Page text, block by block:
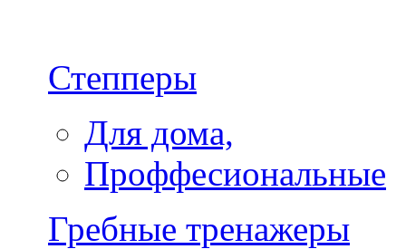
Степперы
Для дома,
Проффесиональные
Гребные тренажеры